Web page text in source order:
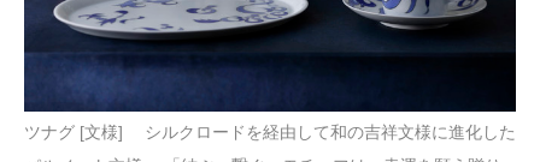
ツナグ [文様] シルクロードを経由して和の吉祥文様に進化した